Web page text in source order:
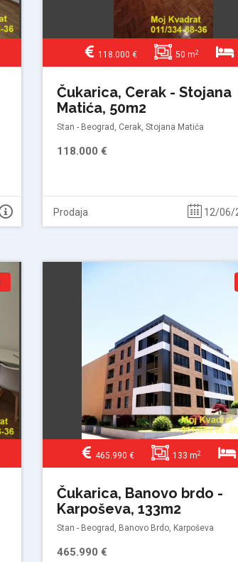
118.000 € 50 m2
Čukarica, Cerak - Stojana
Matića, 50m2
Stan - Beograd, Cerak, Stojana Matića
118.000 €
Prodaja 12/06/
465.990 € 133 m2
Čukarica, Banovo brdo -
Karpoševa, 133m2
Stan - Beograd, Banovo Brdo, Karpoševa
465.990 €
Prodaja